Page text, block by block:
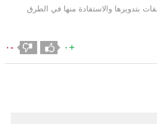
بتدويرها والاستفادة منها في الطرق
+٠ -٠